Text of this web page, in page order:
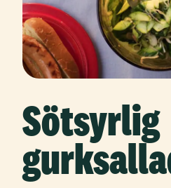
Sötsyrlig